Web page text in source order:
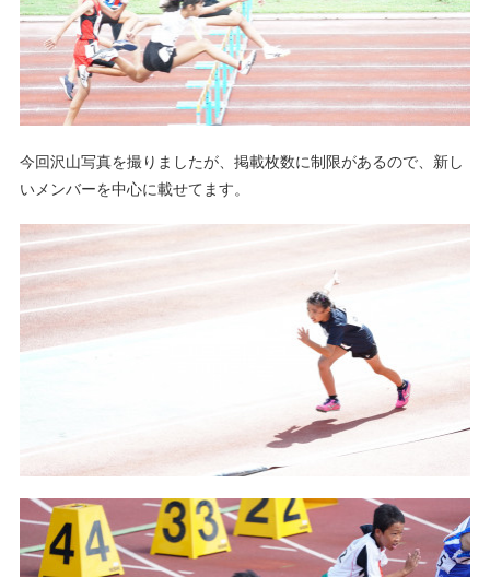
今回沢山写真を撮りましたが、掲載枚数に制限があるので、新し
いメンバーを中心に載せてます。